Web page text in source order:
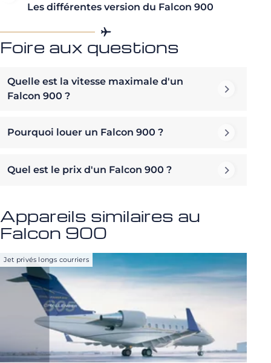
Les différentes version du Falcon 900
Foire aux questions
Quelle est la vitesse maximale d'un
Falcon 900 ?
Pourquoi louer un Falcon 900 ?
Quel est le prix d'un Falcon 900 ?
Appareils similaires au
Falcon 900
Jet privés longs courriers